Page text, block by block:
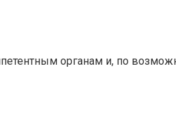
органам и, по